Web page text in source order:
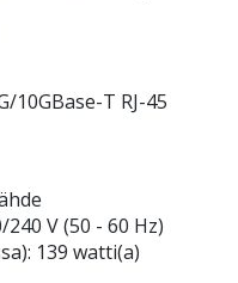
10GBase-T RJ-45
V (50 - 60 Hz)
139 watti(a)